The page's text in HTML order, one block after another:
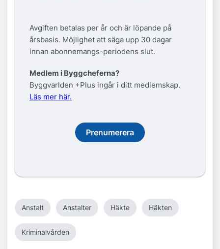
Avgiften betalas per år och är löpande på
årsbasis. Möjlighet att säga upp 30 dagar
innan abonnemangs-periodens slut.
Medlem i Byggcheferna?
Byggvarlden +Plus ingår i ditt medlemskap.
Läs mer här.
Prenumerera
Anstalt Anstalter Häkte Häkten
Kriminalvården